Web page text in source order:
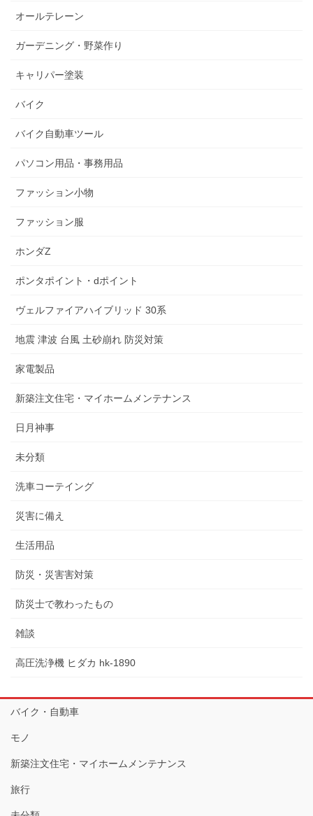
オールテレーン
ガーデニング・野菜作り
キャリパー塗装
バイク
バイク自動車ツール
パソコン用品・事務用品
ファッション小物
ファッション服
ホンダZ
ポンタポイント・dポイント
ヴェルファイアハイブリッド 30系
地震 津波 台風 土砂崩れ 防災対策
家電製品
新築注文住宅・マイホームメンテナンス
日月神事
未分類
洗車コーテイング
災害に備え
生活用品
防災・災害害対策
防災士で教わったもの
雑談
高圧洗浄機 ヒダカ hk-1890
バイク・自動車
モノ
新築注文住宅・マイホームメンテナンス
旅行